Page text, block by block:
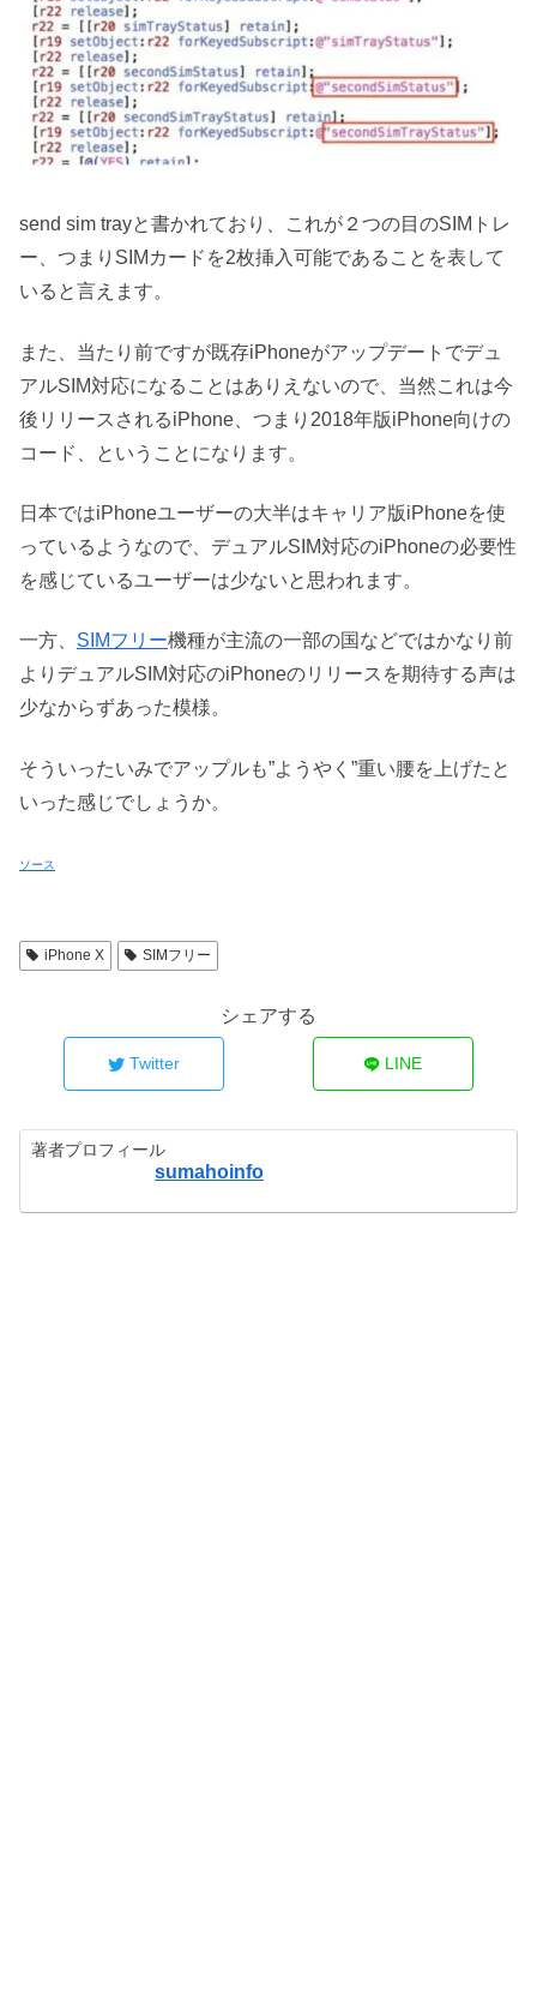
send sim trayと書かれており、これが２つの目のSIMトレ
ー、つまりSIMカードを2枚挿入可能であることを表して
いると言えます。
また、当たり前ですが既存iPhoneがアップデートでデュ
アルSIM対応になることはありえないので、当然これは今
後リリースされるiPhone、つまり2018年版iPhone向けの
コード、ということになります。
日本ではiPhoneユーザーの大半はキャリア版iPhoneを使
っているようなので、デュアルSIM対応のiPhoneの必要性
を感じているユーザーは少ないと思われます。
一方、 SIMフリー機種が主流の一部の国などではかなり前
よりデュアルSIM対応のiPhoneのリリースを期待する声は
少なからずあった模様。
そういったいみでアップルも”ようやく”重い腰を上げたと
いった感じでしょうか。
ソース
iPhone X SIMフリー
シェアする
Twitter LINE
著者プロフィール
sumahoinfo